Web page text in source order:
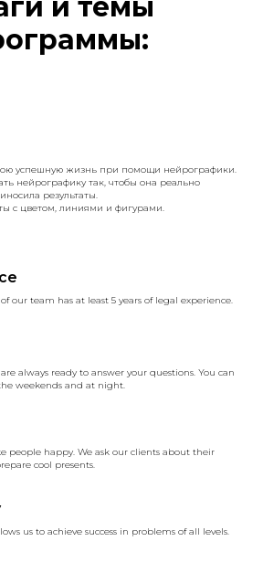
и темы
успешную жизнь при помощи нейрографики.
нейрографику так, чтобы она реально
результаты.
с цветом, линиями и фигурами.
our team has at least 5 years of legal experience.
always ready to answer your questions. You can
weekends and at night.
people happy. We ask our clients about their
cool presents.
us to achieve success in problems of all levels.